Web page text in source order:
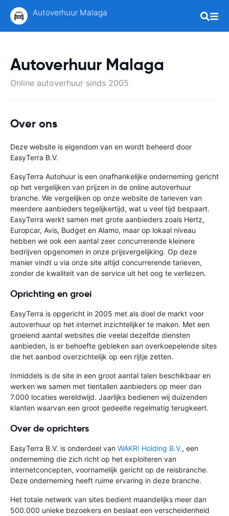
Autoverhuur Malaga
Autoverhuur Malaga
Online autoverhuur sinds 2005
Over ons
Deze website is eigendom van en wordt beheerd door
EasyTerra B.V.
EasyTerra Autohuur is een onafhankelijke onderneming gericht
op het vergelijken van prijzen in de online autoverhuur
branche. We vergelijken op onze website de tarieven van
meerdere aanbieders tegelijkertijd, wat u veel tijd bespaart.
EasyTerra werkt samen met grote aanbieders zoals Hertz,
Europcar, Avis, Budget en Alamo, maar op lokaal niveau
hebben we ook een aantal zeer concurrerende kleinere
bedrijven opgenomen in onze prijsvergelijking. Op deze
manier vindt u via onze site altijd concurrerende tarieven,
zonder de kwaliteit van de service uit het oog te verliezen.
Oprichting en groei
EasyTerra is opgericht in 2005 met als doel de markt voor
autoverhuur op het internet inzichtelijker te maken. Met een
groeiend aantal websites die veelal dezelfde diensten
aanbieden, is er behoefte gebleken aan overkoepelende sites
die het aanbod overzichtelijk op een rijtje zetten.
Inmiddels is de site in een groot aantal talen beschikbaar en
werken we samen met tientallen aanbieders op meer dan
7.000 locaties wereldwijd. Jaarlijks bedienen wij duizenden
klanten waarvan een groot gedeelte regelmatig terugkeert.
Over de oprichters
EasyTerra B.V. is onderdeel van WAKR! Holding B.V., een
onderneming die zich richt op het exploiteren van
internetconcepten, voornamelijk gericht op de reisbranche.
Deze onderneming heeft ruime ervaring in deze branche.
Het totale netwerk van sites bedient maandelijks meer dan
500.000 unieke bezoekers en beslaat een verscheidenheid